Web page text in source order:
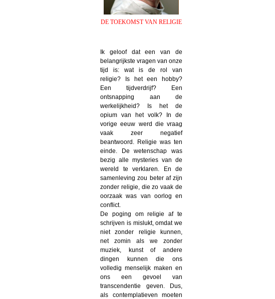
DE TOEKOMST VAN RELIGIE
Ik geloof dat een van de
belangrijkste vragen van onze
tijd is: wat is de rol van
religie? Is het een hobby?
Een tijdverdrijf? Een
ontsnapping aan de
werkelijkheid? Is het de
opium van het volk? In de
vorige eeuw werd die vraag
vaak zeer negatief
beantwoord. Religie was ten
einde. De wetenschap was
bezig alle mysteries van de
wereld te verklaren. En de
samenleving zou beter af zijn
zonder religie, die zo vaak de
oorzaak was van oorlog en
conflict.
De poging om religie af te
schrijven is mislukt, omdat we
niet zonder religie kunnen,
net zomin als we zonder
muziek, kunst of andere
dingen kunnen die ons
volledig menselijk maken en
ons een gevoel van
transcendentie geven. Dus,
als contemplatieven moeten